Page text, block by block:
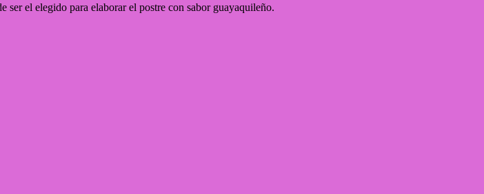
ser el elegido para elaborar el postre con sabor guayaquileño.